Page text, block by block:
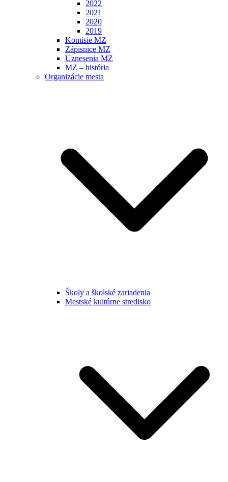
2022
2021
2020
2019
Komisie MZ
Zápisnice MZ
Uznesenia MZ
MZ – história
Organizácie mesta
Školy a školské zariadenia
Mestské kultúrne stredisko